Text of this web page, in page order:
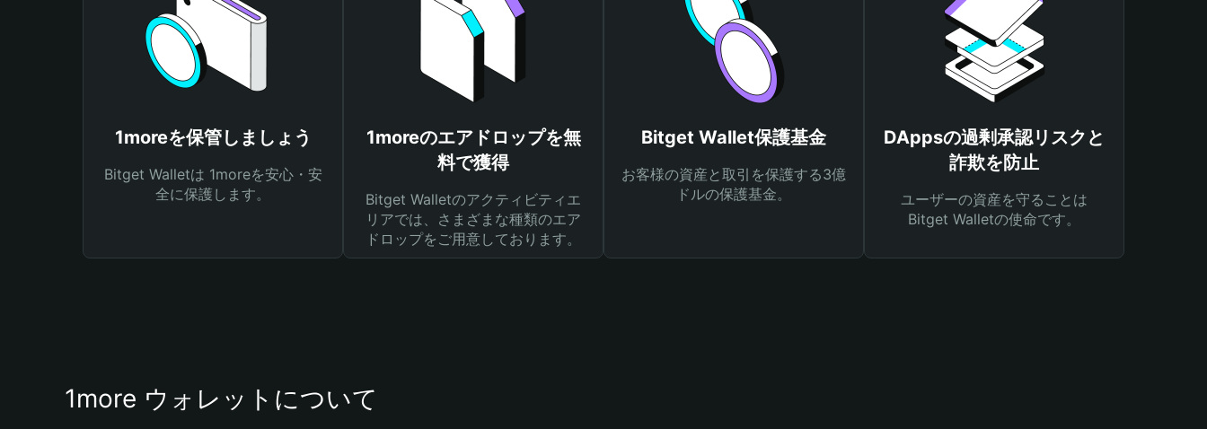
1moreを保管しましょう
Bitget Walletは 1moreを安心・安
全に保護します。
1moreのエアドロップを無
料で獲得
Bitget Walletのアクティビティエ
リアでは、さまざまな種類のエア
ドロップをご用意しております。
Bitget Wallet保護基金
お客様の資産と取引を保護する3億
ドルの保護基金。
DAppsの過剰承認リスクと
詐欺を防止
ユーザーの資産を守ることは
Bitget Walletの使命です。
1more ウォレットについて